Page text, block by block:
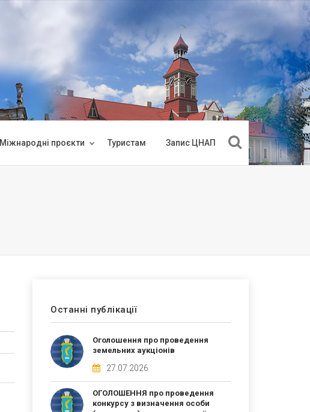
Міжнародні проєкти Туристам Запис ЦНАП
Останні публікації
Оголошення про проведення
земельних аукціонів
27.07.2026
ОГОЛОШЕННЯ про проведення
конкурсу з визначення особи